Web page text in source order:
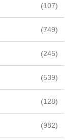
(107)
(749)
(245)
(539)
(128)
(982)